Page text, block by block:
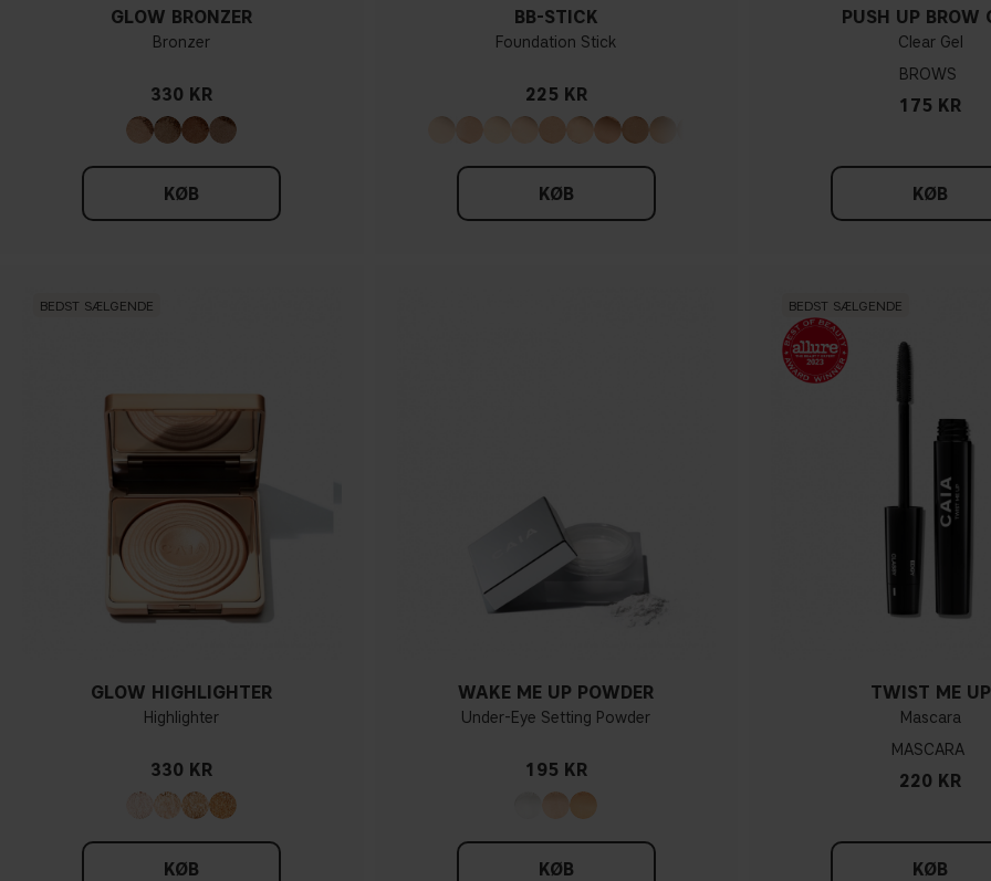
GLOW BRONZER
Bronzer
330 KR
KØB
BB-STICK
Foundation Stick
225 KR
KØB
PUSH UP BROW
Clear Gel
BROWS
175 KR
KØB
BEDST SÆLGENDE
GLOW HIGHLIGHTER
Highlighter
330 KR
KØB
WAKE ME UP POWDER
Under-Eye Setting Powder
195 KR
KØB
BEDST SÆLGENDE
TWIST ME UP
Mascara
MASCARA
220 KR
KØB